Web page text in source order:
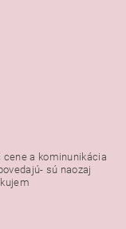
cene a kominunikácia
sú naozaj